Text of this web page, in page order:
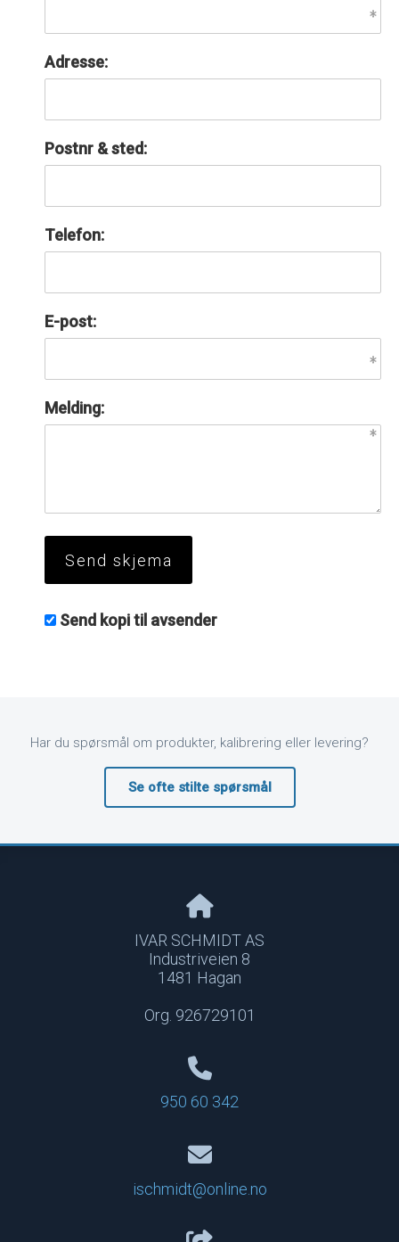
Adresse:
Postnr & sted:
Telefon:
E-post:
Melding:
Send kopi til avsender
Har du spørsmål om produkter, kalibrering eller levering?
Se ofte stilte spørsmål
IVAR SCHMIDT AS
Industriveien 8
1481 Hagan
Org. 926729101
950 60 342
ischmidt@online.no